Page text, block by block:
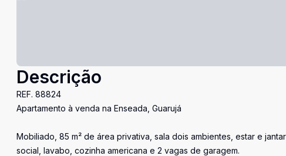
Descrição
REF. 88824
Apartamento à venda na Enseada, Guarujá
Mobiliado, 85 m² de área privativa, sala dois ambientes, estar e
social, lavabo, cozinha americana e 2 vagas de garagem.